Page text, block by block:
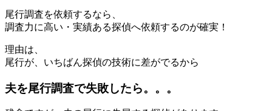
尾行調査を依頼するなら、
調査力に高い・実績ある探偵へ依頼するのが確実！
理由は、
尾行が、いちばん探偵の技術に差がでるから
夫を尾行調査で失敗したら。。。